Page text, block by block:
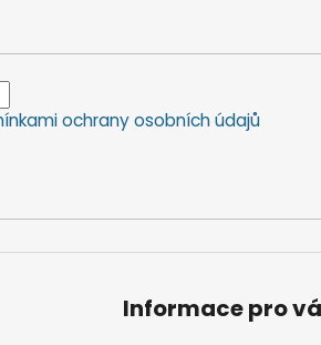
ochrany osobních údajů
Informace pro